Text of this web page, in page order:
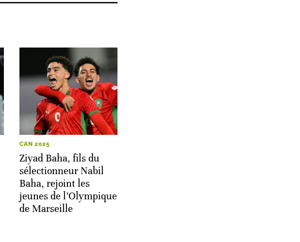
CAN 2025
Ziyad Baha, fils du
sélectionneur Nabil
Baha, rejoint les
jeunes de l’Olympique
de Marseille